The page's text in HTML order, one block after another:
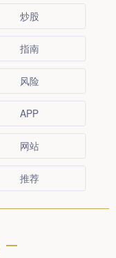
炒股
指南
风险
APP
网站
推荐